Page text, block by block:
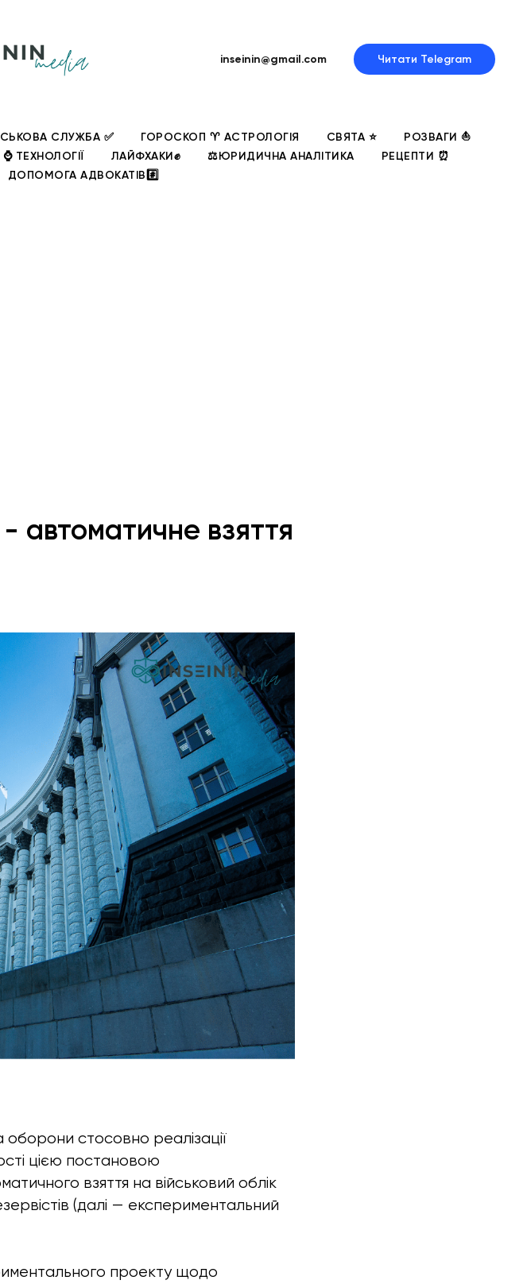
inseinin@gmail.com Читати Telegram
СЛУЖБА ✅ ГОРОСКОП ♈ АСТРОЛОГІЯ СВЯТА ⭐
РОЗВАГИ ⛵
ТЕХНОЛОГІЇ ЛАЙФХАКИ✊ ⚖️ЮРИДИЧНА АНАЛІТИКА
РЕЦЕПТИ ⏰
ДОПОМОГА АДВОКАТІВ#️⃣
взяття
оборони стосовно реалізації
цією постановою
взяття на військовий облік
(далі — експериментальний
проекту щодо